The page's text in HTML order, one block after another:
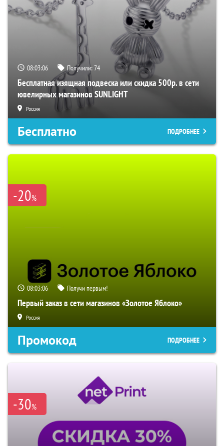
08:03:05 Получили:74
Бесплатная изящная подвеска или скидка 500р. в сети
ювелирных магазинов SUNLIGHT
Россия
Бесплатно ПОДРОБНЕЕ
-20%
08:03:05 Получи первым!
Первый заказ в сети магазинов «Золотое Яблоко»
Россия
Промокод ПОДРОБНЕЕ
-30%